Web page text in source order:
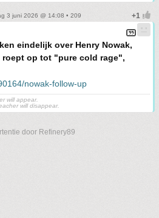
3 juni 2026 @ 14:08 • 209
eindelijk over Henry Nowak,
roept op tot "pure cold rage",
nowak-follow-up
will appear.
will disappear.
door Refinery89